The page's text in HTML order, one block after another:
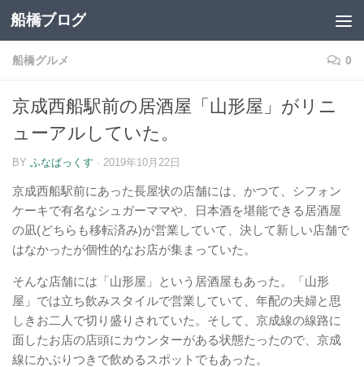
コンテンツへスキップ
船橋ブログ
船橋グルメ 0
京成西船駅前の居酒屋「山形屋」がリニ
ューアルしていた。
BY ふなばっくす · 2019年10月22日
京成西船駅前にあった長屋状の店舗には、かつて、シフォン
ケーキで有名なシュガーママや、日本酒を堪能できる居酒屋
の凪(どちらも移転済み)が営業していて、決して新しい店舗で
はなかったが個性的なお店が集まっていた。
そんな店舗には「山形屋」という居酒屋もあった。「山形
屋」では立ち飲みスタイルで営業していて、年配の夫婦と思
しきお二人で切り盛りされていた。そして、京成線の線路に
面したお店の店頭にカウンターがある状態たったので、京成
線にかぶりつきで飲めるスポットでもあった。